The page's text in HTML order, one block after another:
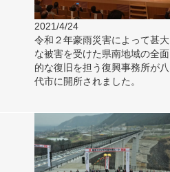
2021/4/24
令和２年豪雨災害によって甚大
な被害を受けた県南地域の全面
的な復旧を担う復興事務所が八
代市に開所されました。